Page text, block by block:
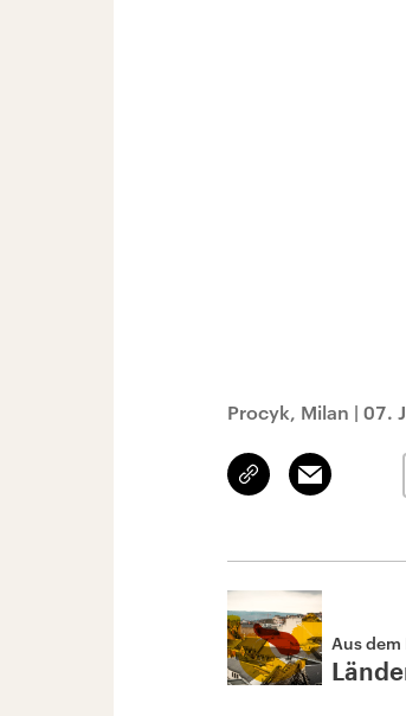
Procyk, Milan | 07.
Link
kopieren/teilen
Email
Aus dem